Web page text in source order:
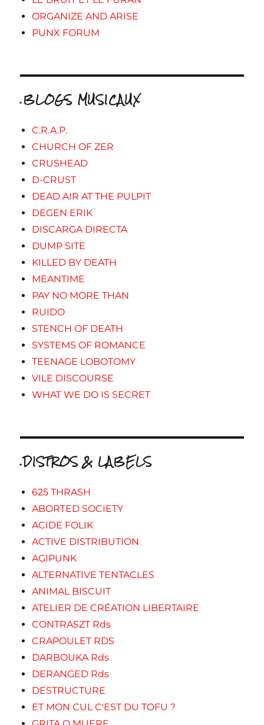
ORGANIZE AND ARISE
PUNX FORUM
.BLOGS MUSICAUX
C.R.A.P.
CHURCH OF ZER
CRUSHEAD
D-CRUST
DEAD AIR AT THE PULPIT
DEGEN ERIK
DISCARGA DIRECTA
DUMP SITE
KILLED BY DEATH
MEANTIME
PAY NO MORE THAN
RUIDO
STENCH OF DEATH
SYSTEMS OF ROMANCE
TEENAGE LOBOTOMY
VILE DISCOURSE
WHAT WE DO IS SECRET
.DISTROS & LABELS
625 THRASH
ABORTED SOCIETY
ACIDE FOLIK
ACTIVE DISTRIBUTION
AGIPUNK
ALTERNATIVE TENTACLES
ANIMAL BISCUIT
ATELIER DE CRÉATION LIBERTAIRE
CONTRASZT Rds
CRAPOULET RDS
DARBOUKA Rds
DERANGED Rds
DESTRUCTURE
ET MON CUL C'EST DU TOFU ?